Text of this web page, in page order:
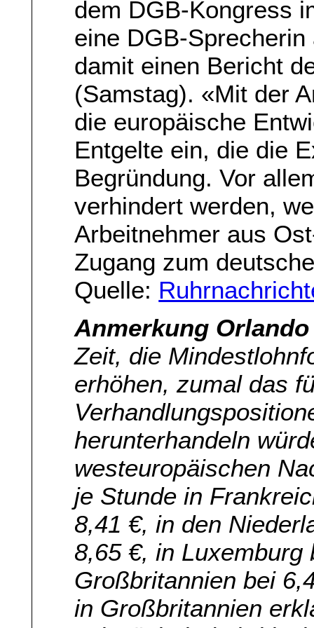
dem DGB-Kongress
eine DGB-
damit einen Bericht
(Samstag). «Mit der
die europäische
Entgelte ein, die die
Begründung. Vor
verhindert werden,
Arbeitnehmer aus
Zugang zum
Quelle:
Anmerkung
Zeit, die
erhöhen, zumal das
herunterhandeln
westeuropäischen
je Stunde in
8,41 €, in den
8,65 €, in Luxemburg
Großbritannien bei
in Großbritannien